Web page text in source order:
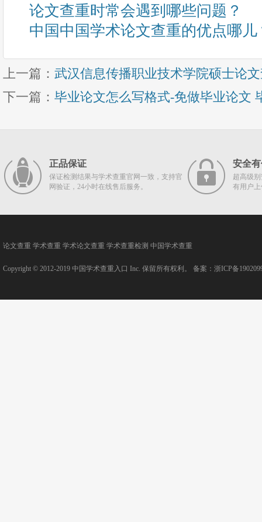
论文查重时常会遇到哪些问题？
中国中国学术论文查重的优点哪儿
上一篇： 武汉信息传播职业技术学院硕士论
下一篇： 毕业论文怎么写格式-免做毕业论文
正品保证
保证检测结果与学术查重官网一致，支持官
网验证，24小时在线售后服务。
安全
超高级
有用户
论文查重 学术查重 学术论文查重 学术查重检测 中国学术查重
Copyright © 2012-2019 中国学术查重入口 Inc. 保留所有权利。 备案： 浙ICP备